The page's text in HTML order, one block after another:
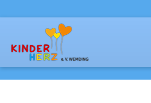
Nestgruppe (Krippe)
Regenbogengruppe (Kindergarten)
OGS (Grundschulen)